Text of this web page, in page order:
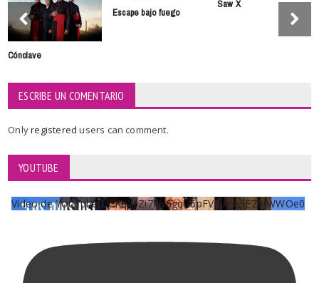
Cónclave
Escape bajo fuego
Saw X
ESCRIBE UN COMENTARIO
Onlyregisteredusers can comment.
YOUTUBE
Vídeo de YouTube UCKqYjiZi7lzy6gqU6pFVFiA_A3EZ9JWWOe0